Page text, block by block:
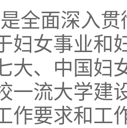
全面深入
妇女事业和
大、中国妇
一流大学建
作要求和工